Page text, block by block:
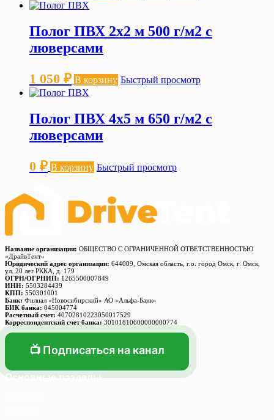
Полог ПВХ 2х2 м 500 г/м2 с
люверсами
1 050 ₽ В корзину Быстрый просмотр
Полог ПВХ 4х5 м 650 г/м2 с
люверсами
0 ₽ В корзину Быстрый просмотр
Название организации: ОБЩЕСТВО С ОГРАНИЧЕННОЙ ОТВЕТСТВЕННОСТЬЮ
«ДрайвТент»
Юридический адрес организации: 644009, Омская область, г.о. город Омск, г. Омск,
ул. 20 лет РККА, д. 179
ОГРН/ОГРНИП: 1265500007849
ИНН: 5503284439
КПП: 550301001
Банк: Филиал «Новосибирский» АО «Альфа-Банк»
БИК банка: 045004774
Расчетный счет: 40702810223050017529
Корреспондентский счет банка: 30101810600000000774
📺 Подписаться на канал
Основные разделы